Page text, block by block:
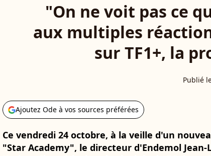
"On ne voit pas ce
aux multiples
sur TF1+, la
Publié
Ajoutez Ode à vos sources préférées
Ce vendredi 24 octobre, à la veille d'un
"Star Academy", le directeur d'Endemol Jean-